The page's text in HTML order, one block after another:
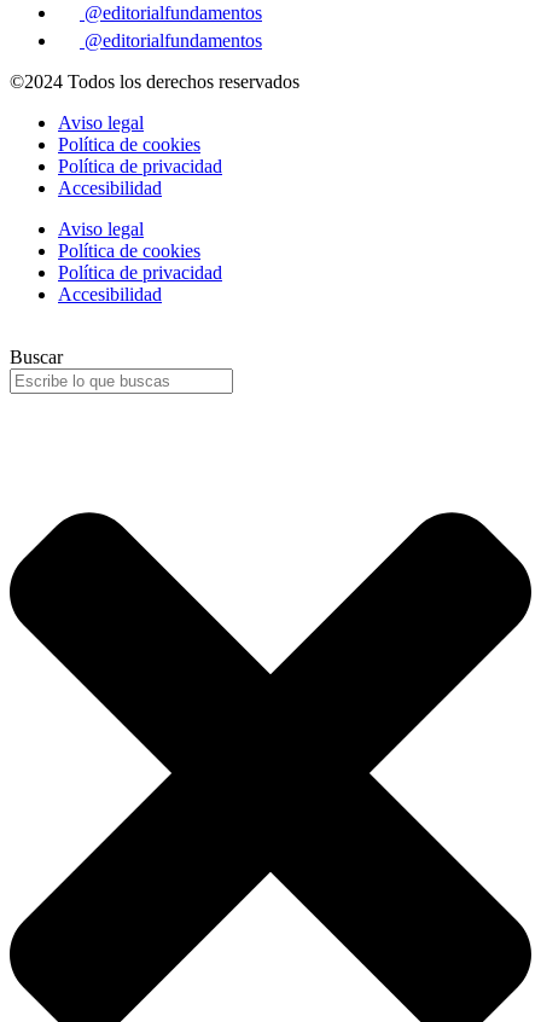
@editorialfundamentos
@editorialfundamentos
©2024 Todos los derechos reservados
Aviso legal
Política de cookies
Política de privacidad
Accesibilidad
Aviso legal
Política de cookies
Política de privacidad
Accesibilidad
Buscar